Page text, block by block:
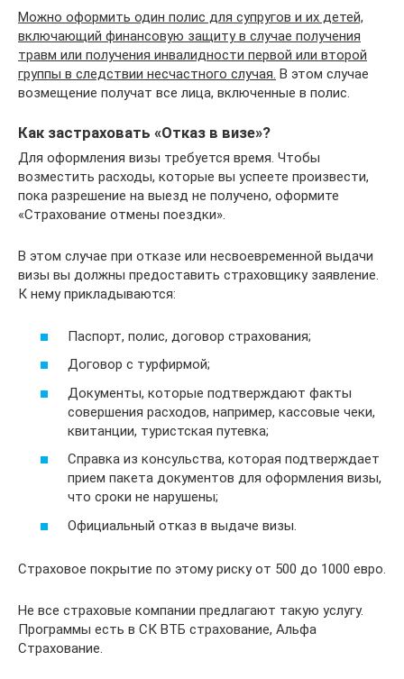
Можно оформить один полис для супругов и их детей,
включающий финансовую защиту в случае получения
травм или получения инвалидности первой или второй
группы в следствии несчастного случая. В этом случае
возмещение получат все лица, включенные в полис.
Как застраховать «Отказ в визе»?
Для оформления визы требуется время. Чтобы
возместить расходы, которые вы успеете произвести,
пока разрешение на выезд не получено, оформите
«Страхование отмены поездки».
В этом случае при отказе или несвоевременной выдачи
визы вы должны предоставить страховщику заявление.
К нему прикладываются:
Паспорт, полис, договор страхования;
Договор с турфирмой;
Документы, которые подтверждают факты
совершения расходов, например, кассовые чеки,
квитанции, туристская путевка;
Справка из консульства, которая подтверждает
прием пакета документов для оформления визы,
что сроки не нарушены;
Официальный отказ в выдаче визы.
Страховое покрытие по этому риску от 500 до 1000 евро.
Не все страховые компании предлагают такую услугу.
Программы есть в СК ВТБ страхование, Альфа
Страхование.